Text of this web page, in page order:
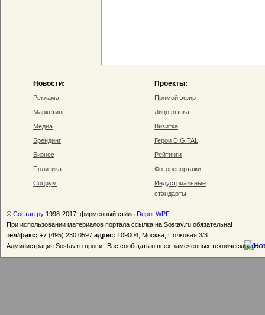
Новости:
Реклама
Маркетинг
Медиа
Брендинг
Бизнес
Политика
Социум
Проекты:
Прямой эфир
Лицо рынка
Визитка
Герои DIGITAL
Рейтинги
Фоторепортажи
Индустриальные
стандарты
© Состав.ру 1998-2017, фирменный стиль Depot WPF
При использовании материалов портала ссылка на Sostav.ru обязательна!
тел/факс: +7 (495) 230 0597 адрес: 109004, Москва, Полковая 3/3
Администрация Sostav.ru просит Вас сообщать о всех замеченных технических